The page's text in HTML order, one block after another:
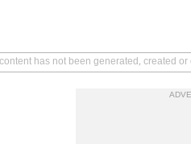
has not been generated, created